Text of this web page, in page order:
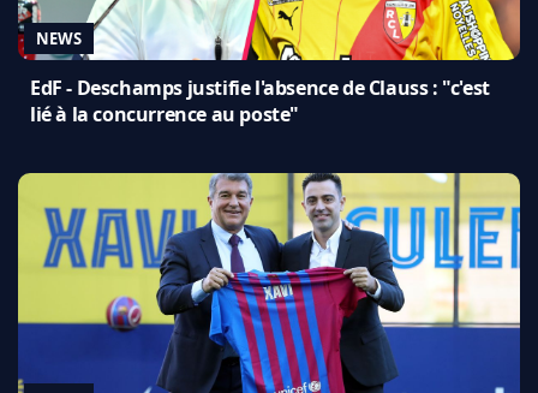
NEWS
EdF - Deschamps justifie l'absence de Clauss : "c'est
lié à la concurrence au poste"